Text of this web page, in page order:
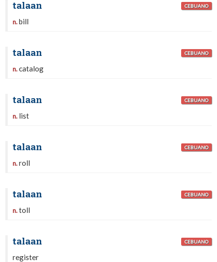
talaan CEBUANO
n.bill
talaan CEBUANO
n.catalog
talaan CEBUANO
n. list
talaan CEBUANO
n.roll
talaan CEBUANO
n.toll
talaan CEBUANO
register